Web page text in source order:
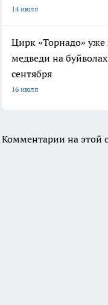
14 июля
Цирк «Торнадо» уже
медведи на
сентября
16 июля
Комментарии на этой